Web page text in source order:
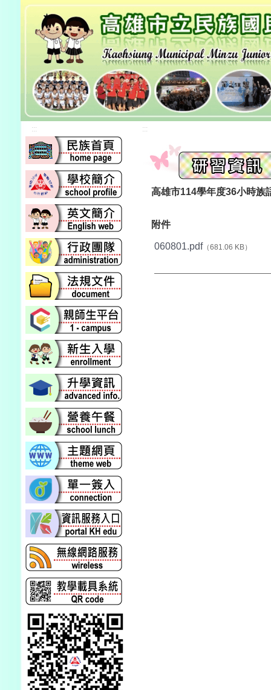
::: :::
高雄市114學年度36小時族
附件
060801.pdf（681.06 KB）